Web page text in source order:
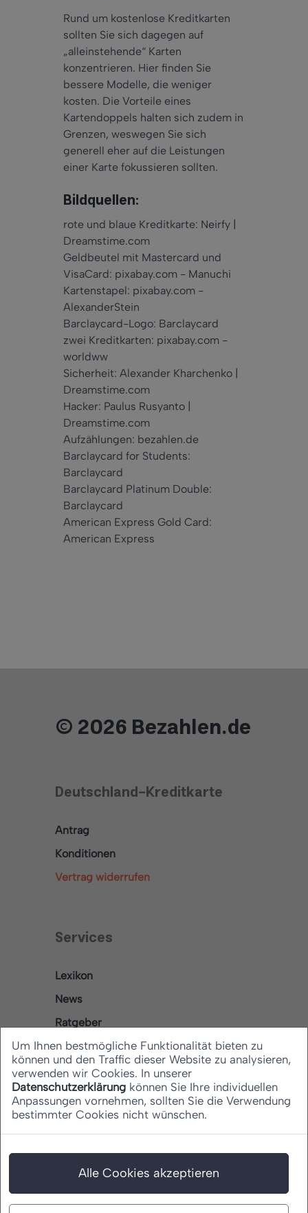
Rund um kostenlose Kreditkarten
sollten Sie sich dagegen auf
„alleinstehende“ Karten
konzentrieren. Hier finden Sie
bessere Modelle, die weniger
kosten. Die Vorteile eines
Kartendoppels halten sich zudem in
Grenzen, weswegen Sie sich
generell eher auf die Leistungen
einer Karte fokussieren sollten.
Bildquellen:
rote und blaue Kreditkarte: Neirfy |
Dreamstime.com
Geldbeutel mit Mastercard und
VisaCard: pixabay.com - Manuchi
Kartenstapel: pixabay.com -
AlexanderStein
Barclaycard-Logo: Barclaycard
zwei Kreditkarten: pixabay.com -
worldww
Sicherheit: Alexander Kharchenko |
Dreamstime.com
Hacker: Paulus Rusyanto |
Dreamstime.com
Aufzählungen: bezahlen.de
Barclaycard for Students:
Barclaycard
Barclaycard Platinum Double:
Barclaycard
American Express Gold Card:
American Express
© 2026 Bezahlen.de
Deutschland-Kreditkarte
Antrag
Konditionen
Vertrag widerrufen
Services
Lexikon
News
Ratgeber
Rechtliches
Datenschutz
Impressum
Um Ihnen bestmögliche Funktionalität bieten zu
können und den Traffic dieser Website zu analysieren,
verwenden wir Cookies. In unserer
Datenschutzerklärung können Sie Ihre individuellen
Anpassungen vornehmen, sollten Sie die Verwendung
bestimmter Cookies nicht wünschen.
Alle Cookies akzeptieren